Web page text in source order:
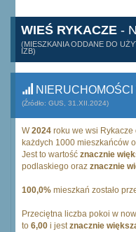
WIEŚ RYKACZE -
(MIESZKANIA ODDANE DO
IZB)
(Źródło: GUS, 31.XII.2024)
W2024 roku we wsi Rykacze
każdych 1000 mieszkańców
Jest to wartość znacznie
podlaskiego oraz znacznie
100,0% mieszkań zostało
Przeciętna liczba pokoi w
to 6,00 i jestznacznie